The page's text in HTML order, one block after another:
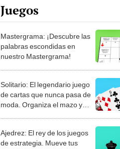
Juegos
Mastergrama: ¡Descubre las
palabras escondidas en
nuestro Mastergrama!
Solitario: El legendario juego
de cartas que nunca pasa de
moda. Organiza el mazo y
Ajedrez: El rey de los juegos
de estrategia. Mueve tus